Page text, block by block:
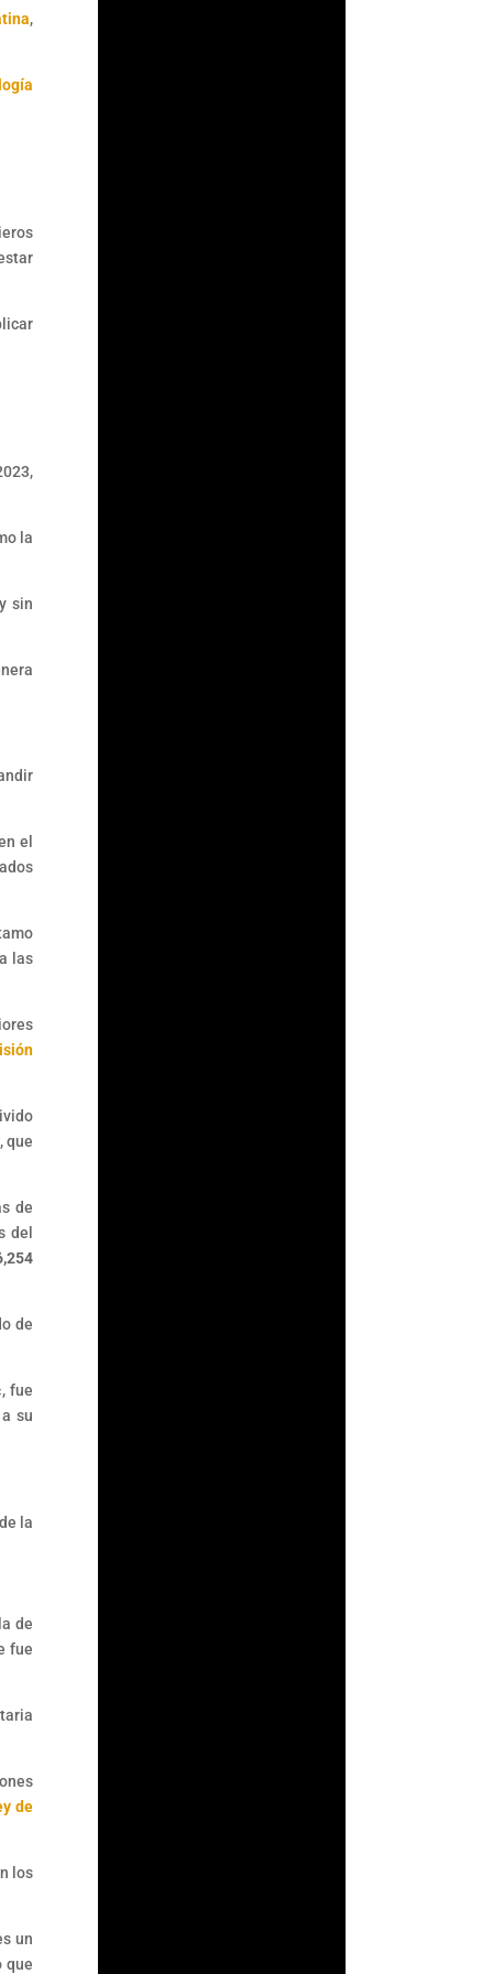
,
la
sin
el
las
, que
de
del
de
fue
su
la
de
fue
de
los
un
que